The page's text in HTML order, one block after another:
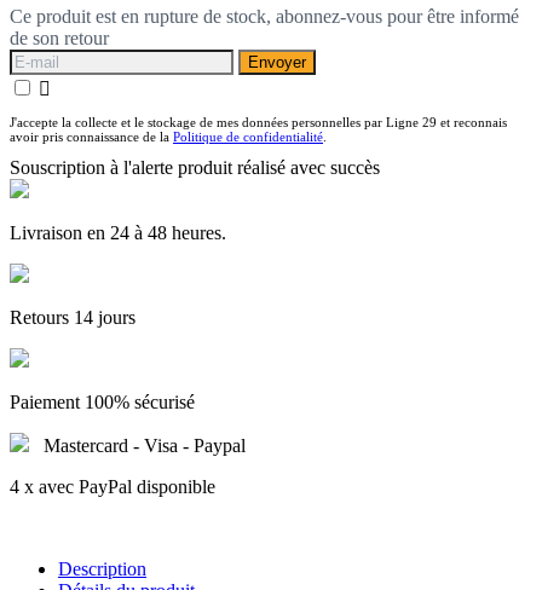
Ce produit est en rupture de stock, abonnez-vous pour être informé
de son retour
Envoyer

J'accepte la collecte et le stockage de mes données personnelles par Ligne 29 et reconnais
avoir pris connaissance de la Politique de confidentialité.
Souscription à l'alerte produit réalisé avec succès
Livraison en 24 à 48 heures.
Retours 14 jours
Paiement 100% sécurisé
Mastercard - Visa - Paypal
4 x avec PayPal disponible
Description